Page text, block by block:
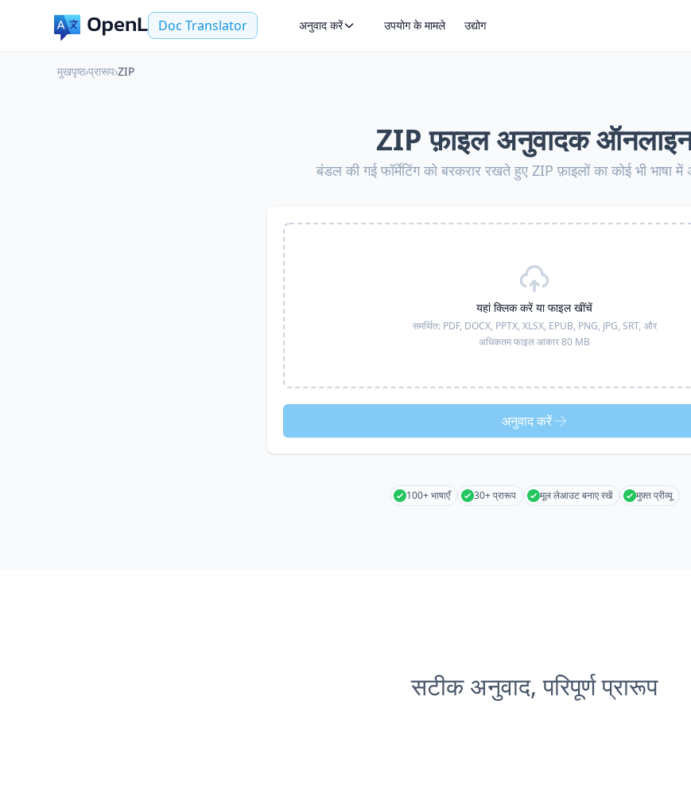
Doc Translator अनुवाद करें उपयोग के मामले उद्योग
मुखपृष्ठ›प्रारूप›ZIP
ZIP फ़ाइल अनुवादक
बंडल की गई फॉर्मेटिंग को बरकरार रखते हुए ZIP फ़ाइलों का कोई भी भाषा
यहां क्लिक करें या फाइल खींचें
समर्थित: PDF, DOCX, PPTX, XLSX, EPUB, PNG, JPG, SRT, और
अधिकतम फाइल आकार 80 MB
अनुवाद करें
100+ भाषाएँ 30+ प्रारूप मूल लेआउट बनाए रखें मुफ़्त प्रीव्यू
सटीक अनुवाद, परिपूर्ण प्रारूप